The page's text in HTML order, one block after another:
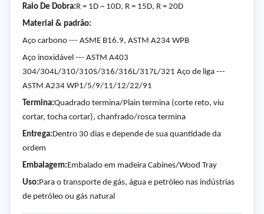
Raio De Dobra:R = 1D ~ 10D, R = 15D, R = 20D
Material & padrão:
Aço carbono --- ASME B16.9, ASTM A234 WPB
Aço inoxidável --- ASTM A403
304/304L/310/310S/316/316L/317L/321 Aço de liga ---
ASTM A234 WP1/5/9/11/12/22/91
Termina:Quadrado termina/Plain termina (corte reto, viu
cortar, tocha cortar), chanfrado/rosca termina
Entrega:Dentro 30 dias e depende de sua quantidade da
ordem
Embalagem:Embalado em madeira Cabines/Wood Tray
Uso:Para o transporte de gás, água e petróleo nas indústrias
de petróleo ou gás natural